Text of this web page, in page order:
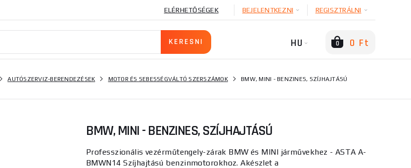
ELÉRHETŐSÉGEK BEJELENTKEZNI REGISZTRÁLNI
HU 0 0 Ft
AUTÓSZERVIZ-BERENDEZÉSEK MOTOR ÉS SEBESSÉGVÁLTÓ SZERSZÁMOK BMW, MINI - BENZINES, SZÍJHAJTÁSÚ
BMW, MINI - BENZINES, SZÍJHAJTÁSÚ
Professzionális vezérműtengely-zárak BMW és MINI járművekhez - ASTA A-
BMWN14 Szíjhajtású benzinmotorokhoz. Akészlet a